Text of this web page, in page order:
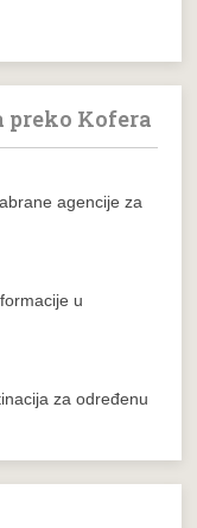
preko Kofera
agencije za
u
za određenu